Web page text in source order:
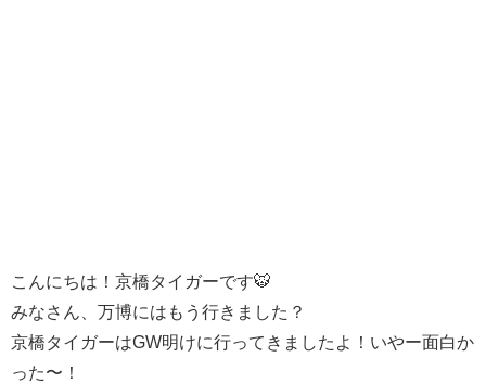
こんにちは！京橋タイガーです🐯
みなさん、万博にはもう行きました？
京橋タイガーはGW明けに行ってきましたよ！いやー面白か
った〜！